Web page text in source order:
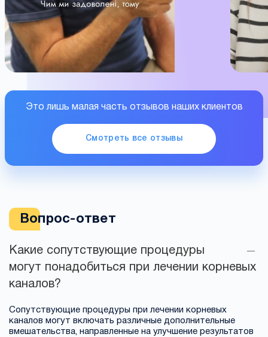
Это лишь малая часть отзывов наших клиентов
Смотреть все отзывы
Вопрос-ответ
Какие сопутствующие процедуры
могут понадобиться при лечении корневых
каналов?
Сопутствующие процедуры при лечении корневых
каналов могут включать различные дополнительные
вмешательства, направленные на улучшение результатов